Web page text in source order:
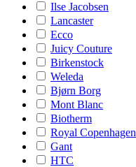
Ilse Jacobsen
Lancaster
Ecco
Juicy Couture
Birkenstock
Weleda
Bjørn Borg
Mont Blanc
Biotherm
Royal Copenhagen
Gant
HTC